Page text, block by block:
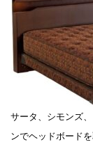
サータ、シモンズ
ンでヘッドボード